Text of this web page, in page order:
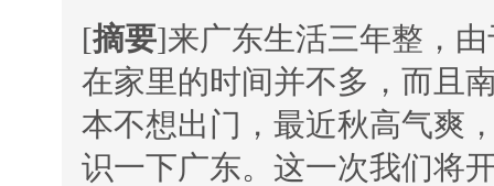
[摘要]来广东生活三年整，
在家里的时间并不多，而且
本不想出门，最近秋高气爽
识一下广东。这一次我们将